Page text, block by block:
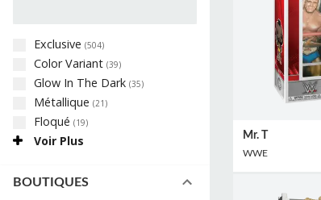
Exclusive (504)
Color Variant (39)
Glow In The Dark (35)
Métallique (21 )
Floqué (19)
Voir Plus
BOUTIQUES
Mr. T
WWE